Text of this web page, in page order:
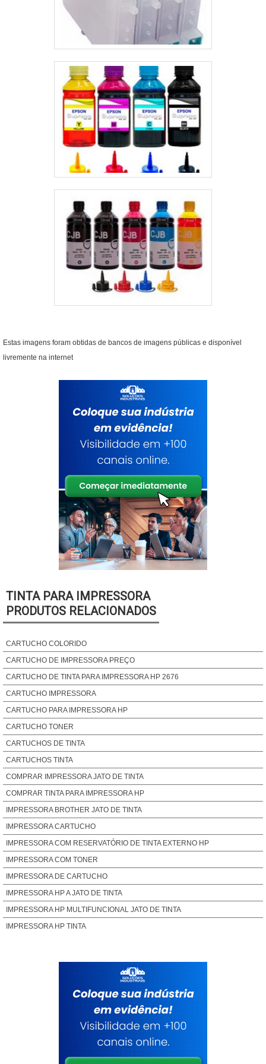
Estas imagens foram obtidas de bancos de imagens públicas e disponível
livremente na internet
TINTA PARA IMPRESSORA
PRODUTOS RELACIONADOS
CARTUCHO COLORIDO
CARTUCHO DE IMPRESSORA PREÇO
CARTUCHO DE TINTA PARA IMPRESSORA HP 2676
CARTUCHO IMPRESSORA
CARTUCHO PARA IMPRESSORA HP
CARTUCHO TONER
CARTUCHOS DE TINTA
CARTUCHOS TINTA
COMPRAR IMPRESSORA JATO DE TINTA
COMPRAR TINTA PARA IMPRESSORA HP
IMPRESSORA BROTHER JATO DE TINTA
IMPRESSORA CARTUCHO
IMPRESSORA COM RESERVATÓRIO DE TINTA EXTERNO HP
IMPRESSORA COM TONER
IMPRESSORA DE CARTUCHO
IMPRESSORA HP A JATO DE TINTA
IMPRESSORA HP MULTIFUNCIONAL JATO DE TINTA
IMPRESSORA HP TINTA
IMPRESSORA MULTIFUNCIONAL HP JATO DE TINTA
IMPRESSORA TANQUE TINTA HP
IMPRESSORA TINTA EXTERNA
MULTIFUNCIONAL HP TANQUE DE TINTA
PREÇO DE CARTUCHO DE IMPRESSORA